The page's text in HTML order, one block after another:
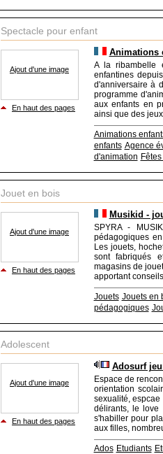
Spectacle pour enfant
Ajout d'une image
En haut des pages
Animations
A la ribambelle
enfantines
d'anniversaire à
programme
aux enfants en
ainsi que des
Animations
enfants Agence
d'animation
Jouet en bois
Ajout d'une image
En haut des pages
Musikid -
SPYRA -
pédagogiques
Les jouets,
sont fabriqués
magasins de
apportant
Jouets Jouets en
pédagogiques
Adolescent
Ajout d'une image
En haut des pages
Adosurf
Espace de
orientation
sexualité,
délirants, le love
s'habiller pour
aux filles,
Ados Etudiants